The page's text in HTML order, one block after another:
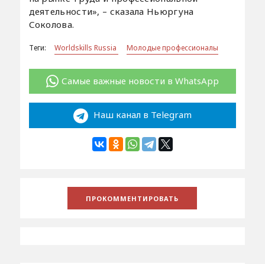
деятельности», – сказала Ньюргуна
Соколова.
Теги: Worldskills Russia Молодые профессионалы
Самые важные новости в WhatsApp
Наш канал в Telegram